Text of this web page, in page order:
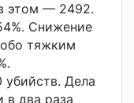
этом — 2492.
Снижение
тяжким
убийств. Дела
в два раза